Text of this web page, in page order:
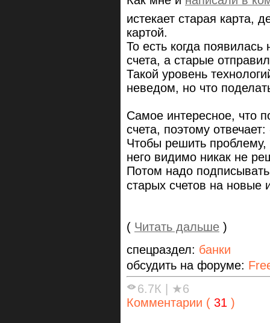
истекает старая карта,
картой.
То есть когда
счета, а старые
Такой уровень
неведом, но что
Самое интересное, что
счета, поэтому
Чтобы решить
него видимо никак не
Потом надо
старых счетов на новые
( Читать дальше )
спецраздел: банки
обсудить на форуме:
6.7К
★6
Комментарии ( 31 )